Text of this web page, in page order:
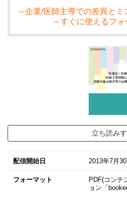
～企業/医師主導での差異と
～すぐに使えるフ
立ち読み
配信開始日 2013年7月30
フォーマット
PDF(コンテ
ョン「